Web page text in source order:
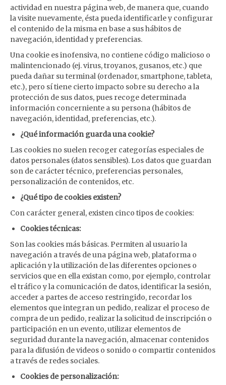
actividad en nuestra página web, de manera que, cuando
la visite nuevamente, ésta pueda identificarle y configurar
el contenido de la misma en base a sus hábitos de
navegación, identidad y preferencias.
Una cookie es inofensiva, no contiene código malicioso o
malintencionado (ej. virus, troyanos, gusanos, etc.) que
pueda dañar su terminal (ordenador, smartphone, tableta,
etc.), pero sí tiene cierto impacto sobre su derecho a la
protección de sus datos, pues recoge determinada
información concerniente a su persona (hábitos de
navegación, identidad, preferencias, etc.).
¿Qué información guarda una cookie?
Las cookies no suelen recoger categorías especiales de
datos personales (datos sensibles). Los datos que guardan
son de carácter técnico, preferencias personales,
personalización de contenidos, etc.
¿Qué tipo de cookies existen?
Con carácter general, existen cinco tipos de cookies:
Cookies técnicas:
Son las cookies más básicas. Permiten al usuario la
navegación a través de una página web, plataforma o
aplicación y la utilización de las diferentes opciones o
servicios que en ella existan como, por ejemplo, controlar
el tráfico y la comunicación de datos, identificar la sesión,
acceder a partes de acceso restringido, recordar los
elementos que integran un pedido, realizar el proceso de
compra de un pedido, realizar la solicitud de inscripción o
participación en un evento, utilizar elementos de
seguridad durante la navegación, almacenar contenidos
para la difusión de videos o sonido o compartir contenidos
a través de redes sociales.
Cookies de personalización: